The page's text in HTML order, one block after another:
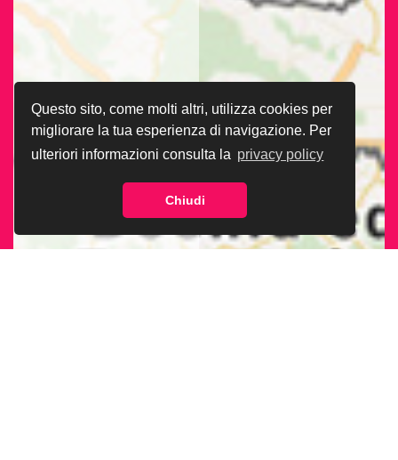
Questo sito, come molti altri, utilizza cookies per
migliorare la tua esperienza di navigazione. Per
ulteriori informazioni consulta la privacy policy
Chiudi